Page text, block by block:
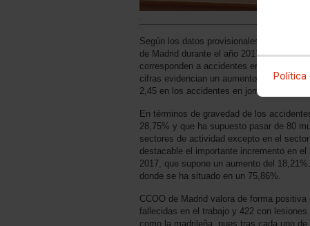
Política
Según los datos provisionales facilitados
de Madrid durante el año 2017 se han
corresponden a accidentes en jornada
cifras evidencian un aumento de la
2,45 en los accidentes en jornada
En términos de gravedad de los
28,75% y que ha supuesto pasar de 80
sectores de actividad excepto en el
destacable el importante incremento en
2017, que supone un aumento del
donde se ha situado en un 75,86%.
CCOO de Madrid valora de forma
fallecidas en el trabajo y 422 con
como la madrileña, pues tras cada uno